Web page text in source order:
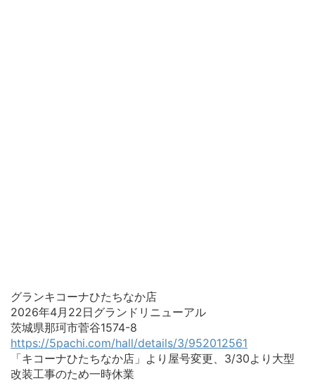
グランキコーナひたちなか店
2026年4月22日グランドリニューアル
茨城県那珂市菅谷1574-8
https://5pachi.com/hall/details/3/952012561
「キコーナひたちなか店」より屋号変更、3/30より大型
改装工事のため一時休業